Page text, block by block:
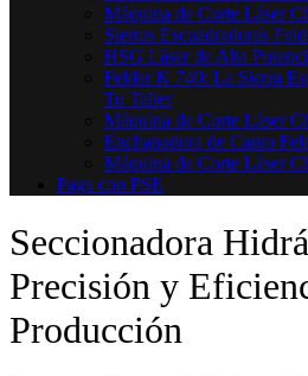
Máquina de Corte Láser
Sierras Escuadradoras
HSG Láser de Alta
Felder K 740: La Sierra
Tu Taller
Máquina de Corte Láser
Enchapadora de Canto
Máquina de Corte Láser
Paga con PSE
Seccionadora
Precisión y
Producción